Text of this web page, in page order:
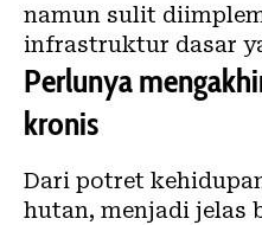
namun sulit
infrastruktur dasar
Perlunya
kronis
Dari potret
hutan, menjadi jelas